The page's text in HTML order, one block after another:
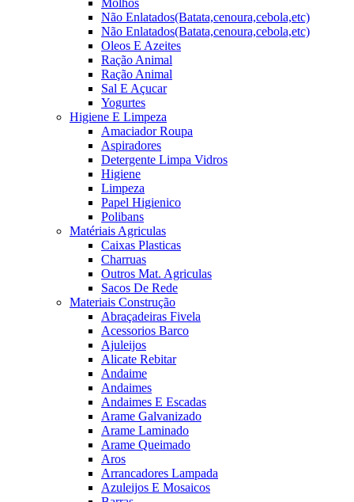
Molhos
Não Enlatados(Batata,cenoura,cebola,etc)
Não Enlatados(Batata,cenoura,cebola,etc)
Oleos E Azeites
Ração Animal
Ração Animal
Sal E Açucar
Yogurtes
Higiene E Limpeza
Amaciador Roupa
Aspiradores
Detergente Limpa Vidros
Higiene
Limpeza
Papel Higienico
Polibans
Matériais Agriculas
Caixas Plasticas
Charruas
Outros Mat. Agriculas
Sacos De Rede
Materiais Construção
Abraçadeiras Fivela
Acessorios Barco
Ajuleijos
Alicate Rebitar
Andaime
Andaimes
Andaimes E Escadas
Arame Galvanizado
Arame Laminado
Arame Queimado
Aros
Arrancadores Lampada
Azuleijos E Mosaicos